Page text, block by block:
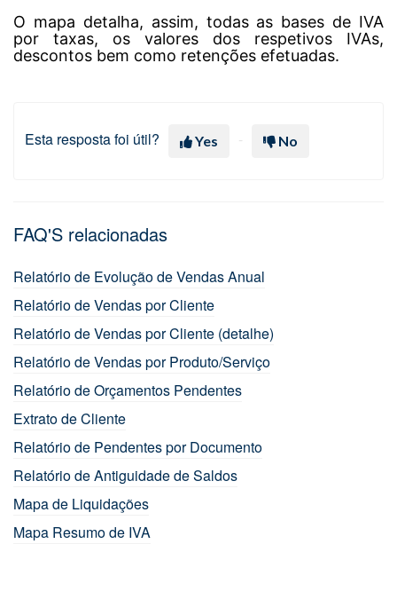
O mapa detalha, assim, todas as bases de IVA
por taxas, os valores dos respetivos IVAs,
descontos bem como retenções efetuadas.
Esta resposta foi útil? Yes No
FAQ'S relacionadas
Relatório de Evolução de Vendas Anual
Relatório de Vendas por Cliente
Relatório de Vendas por Cliente (detalhe)
Relatório de Vendas por Produto/Serviço
Relatório de Orçamentos Pendentes
Extrato de Cliente
Relatório de Pendentes por Documento
Relatório de Antiguidade de Saldos
Mapa de Liquidações
Mapa Resumo de IVA